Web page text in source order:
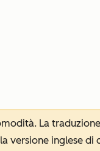
La
versione inglese